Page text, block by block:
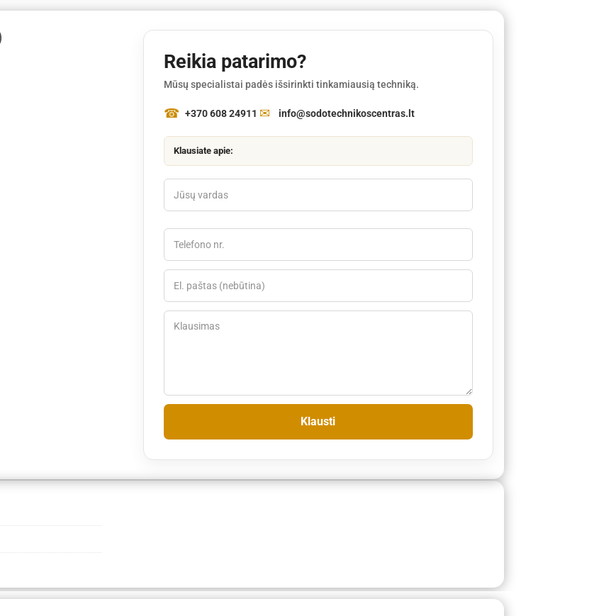
Reikia patarimo?
Mūsų specialistai padės išsirinkti tinkamiausią techniką.
+370 608 24911 info@sodotechnikoscentras.lt
Klausiate apie: